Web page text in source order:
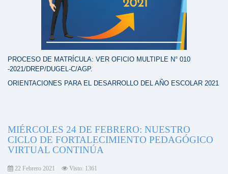
PROCESO DE MATRÍCULA: VER OFICIO MULTIPLE N° 010
-2021/DREP/DUGEL-C/AGP.
ORIENTACIONES PARA EL DESARROLLO DEL AÑO ESCOLAR 2021
MIÉRCOLES 24 DE FEBRERO: NUESTRO
CICLO DE FORTALECIMIENTO PEDAGÓGICO
VIRTUAL CONTINÚA
22 Febrero 2021 Visto: 1361